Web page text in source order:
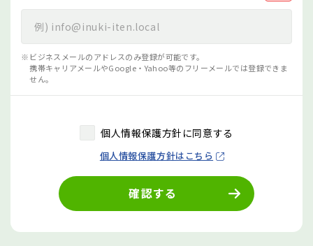
ビジネスメールのアドレスのみ登録が可能です。
携帯キャリアメールやGoogle・Yahoo等のフリーメールでは登録できま
せん。
個人情報保護方針に同意する
個人情報保護方針はこちら
確認する